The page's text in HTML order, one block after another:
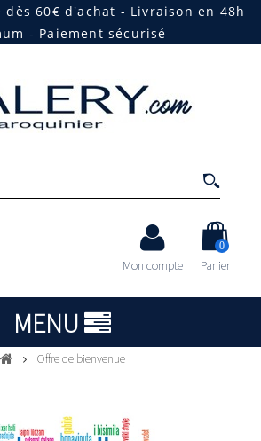
60€ d'achat - Livraison en 48h
- Paiement sécurisé
0
Panier
Mon compte
MENU
Offre de bienvenue